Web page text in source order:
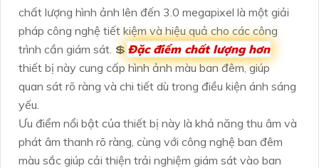
chất lượng hình ảnh lên đến 3.0 megapixel là một giải
pháp công nghệ tiết kiệm và hiệu quả cho các công
trình cần giám sát. 💲 Đặc điểm chất lượng hơn
thiết bị này cung cấp hình ảnh màu ban đêm, giúp
quan sát rõ ràng và chi tiết dù trong điều kiện ánh sáng
yếu.
Ưu điểm nổi bật của thiết bị này là khả năng thu âm và
phát âm thanh rõ ràng, cùng với công nghệ ban đêm
màu sắc giúp cải thiện trải nghiệm giám sát vào ban